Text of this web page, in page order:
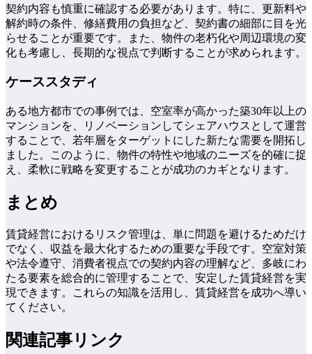
契約内容も慎重に確認する必要があります。特に、更新料や
解約時の条件、修繕費用の負担など、契約書の細部に目を光
らせることが重要です。また、物件の老朽化や周辺環境の変
化も考慮し、長期的な視点で判断することが求められます。
ケーススタディ
ある地方都市での事例では、空室率が高かった築30年以上の
マンションを、リノベーションしてシェアハウスとして運営
することで、若年層をターゲットにした新たな需要を開拓し
ました。このように、物件の特性や地域のニーズを的確に捉
え、柔軟に戦略を変更することが成功のカギとなります。
まとめ
賃貸経営におけるリスク管理は、単に問題を避けるためだけ
でなく、収益を最大化するための重要な手段です。空室対策
や法令遵守、消費者視点での契約内容の理解など、多岐にわ
たる要素を総合的に管理することで、安定した賃貸経営を実
現できます。これらの知識を活用し、賃貸経営を成功へ導い
てください。
関連記事リンク